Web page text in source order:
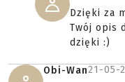
Dzięki za
Twój opis
dzięki :)
Obi-Wan21-05-